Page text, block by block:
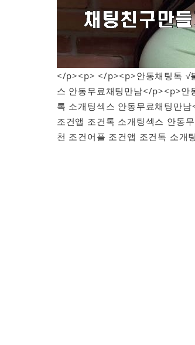
</p><p> </p><p>안동채팅톡 √
스 안동무료채팅만남</p><p>안
톡 소개팅섹스 안동무료채팅만
조건앱 조건톡 소개팅섹스 안동
천 조건어플 조건앱 조건톡 소개